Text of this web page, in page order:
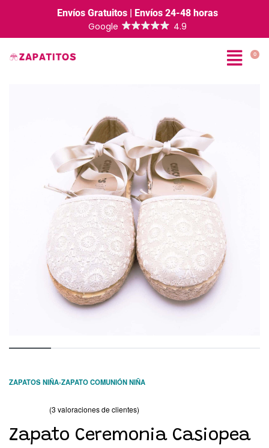
Envíos Gratuitos | Envíos 24-48 horas
0
ZAPATOS NIÑA›ZAPATO COMUNIÓN NIÑA
(3 valoraciones de clientes)
Zapato Ceremonia Casiopea